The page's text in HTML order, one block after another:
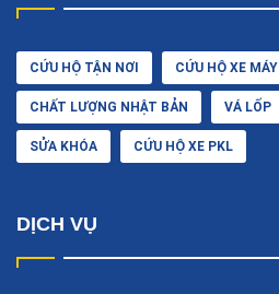
CỨU HỘ TẬN NƠI CỨU HỘ XE MÁY
CHẤT LƯỢNG NHẬT BẢN VÁ LỐP
SỬA KHÓA CỨU HỘ XE PKL
DỊCH VỤ